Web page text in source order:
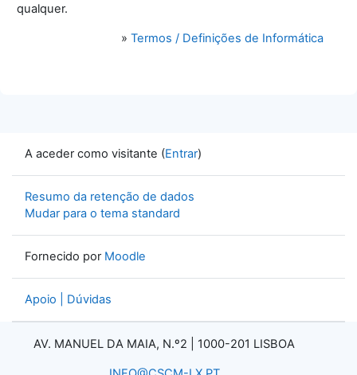
qualquer.
» Termos / Definições de Informática
A aceder como visitante (Entrar)
Resumo da retenção de dados
Mudar para o tema standard
Fornecido por Moodle
Apoio | Dúvidas
AV. MANUEL DA MAIA, N.º2 | 1000-201 LISBOA